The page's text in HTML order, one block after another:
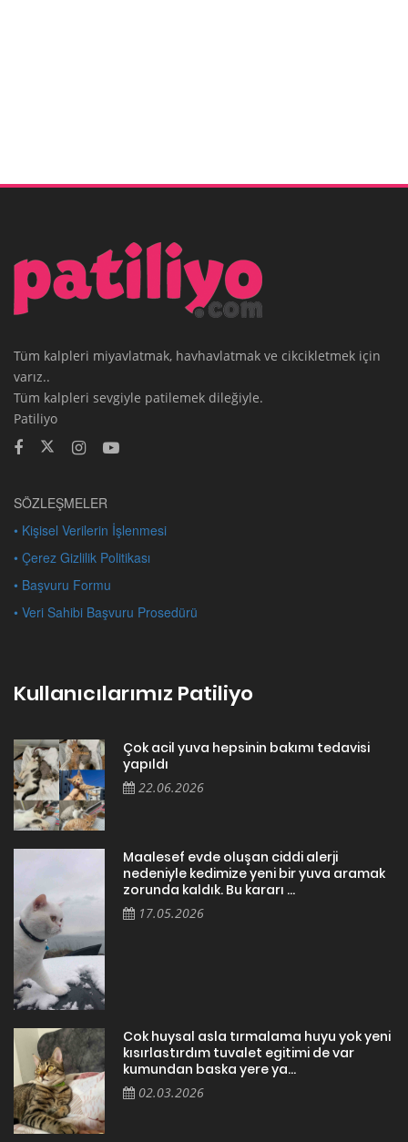
Tüm kalpleri miyavlatmak, havhavlatmak ve cikcikletmek için
varız..
Tüm kalpleri sevgiyle patilemek dileğiyle.
Patiliyo
SÖZLEŞMELER
• Kişisel Verilerin İşlenmesi
• Çerez Gizlilik Politikası
• Başvuru Formu
• Veri Sahibi Başvuru Prosedürü
Kullanıcılarımız Patiliyo
Çok acil yuva hepsinin bakımı tedavisi
yapıldı
22.06.2026
Maalesef evde oluşan ciddi alerji
nedeniyle kedimize yeni bir yuva aramak
zorunda kaldık. Bu kararı ...
17.05.2026
Cok huysal asla tırmalama huyu yok yeni
kısırlastırdım tuvalet egitimi de var
kumundan baska yere ya...
02.03.2026